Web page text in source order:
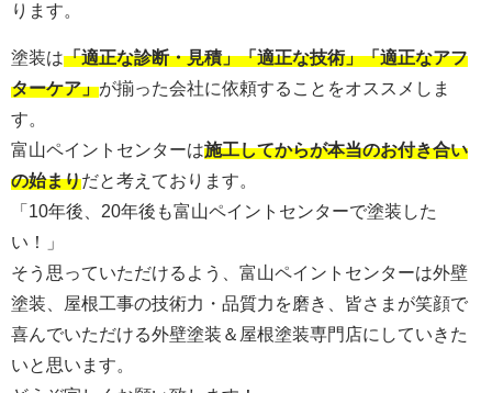
ります。
塗装は「適正な診断・見積」「適正な技術」「適正なアフ
ターケア」が揃った会社に依頼することをオススメしま
す。
富山ペイントセンターは施工してからが本当のお付き合い
の始まりだと考えております。
「10年後、20年後も富山ペイントセンターで塗装した
い！」
そう思っていただけるよう、富山ペイントセンターは外壁
塗装、屋根工事の技術力・品質力を磨き、皆さまが笑顔で
喜んでいただける外壁塗装＆屋根塗装専門店にしていきた
いと思います。